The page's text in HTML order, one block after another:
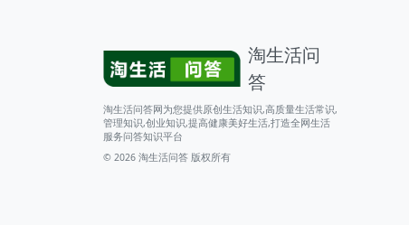
淘生活问
答
淘生活问答网为您提供原创生活知识,高质量生活常识,
管理知识,创业知识,提高健康美好生活,打造全网生活
服务问答知识平台
© 2026 淘生活问答 版权所有